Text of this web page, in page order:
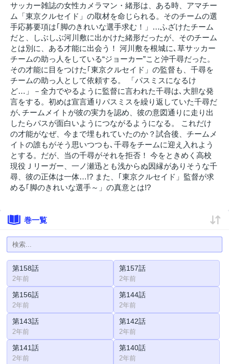
サッカー雑誌の女性カメラマン・緒形は、ある時、アマチー
ム「東京クルセイド」の取材を命じられる。そのチームの選
手応募要項は｢脚のきれいな選手求む！」…ふざけたチーム
だと、しぶしぶ河川敷に出かけた緒形だったが、そのチーム
とは別に、ある才能に出会う！ 河川敷を根城に､草サッカー
チームの助っ人をしている“ジョーカー”こと沖千尋だった。
その才能に目をつけた｢東京クルセイド」の監督も、千尋を
チームの助っ人として依頼する。 「パスミスになるけ
ど…」－全力でやるように監督に言われた千尋は､大胆な発
言をする。初めは宣言通りパスミスを繰り返していた千尋だ
が､チームメイトが彼の実力を認め、彼の意図通りに走り出
したらパスが面白いようにつながるようになる。 これだけ
の才能がなぜ、今まで埋もれていたのか？試合後、チームメ
イトの誰もがそう思いつつも､千尋をチームに迎え入れよう
とする。だが、当の千尋がそれを拒否！ 今をときめく高校
現役Ｊリーガー、一ノ瀬迅とも浅からぬ因縁がありそうな千
尋、彼の正体は一体…!? また、｢東京クルセイド」監督が求
める｢脚のきれいな選手～」の真意とは!?
巻一覧
第158話
2年前
第157話
2年前
第156話
2年前
第144話
2年前
第143話
2年前
第142話
2年前
第141話
2年前
第140話
2年前